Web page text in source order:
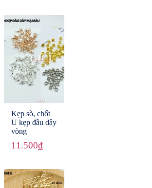
Kẹp sò, chốt
U kẹp đầu dây
vòng
11.500₫